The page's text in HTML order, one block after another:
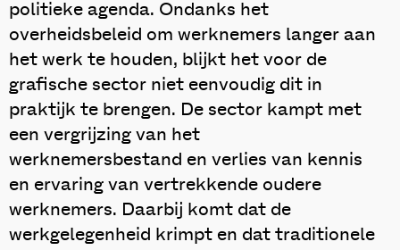
politieke agenda. Ondanks het
overheidsbeleid om werknemers langer aan
het werk te houden, blijkt het voor de
grafische sector niet eenvoudig dit in
praktijk te brengen. De sector kampt met
een vergrijzing van het
werknemersbestand en verlies van kennis
en ervaring van vertrekkende oudere
werknemers. Daarbij komt dat de
werkgelegenheid krimpt en dat traditionele